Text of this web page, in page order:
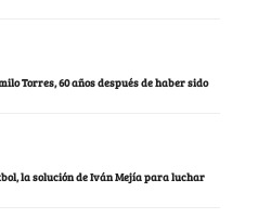
Torres, 60 años después de haber sido
la solución de Iván Mejía para luchar